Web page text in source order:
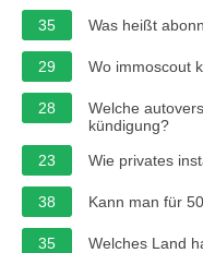
35 Was heißt
29 Wo immoscout
28
Welche
kündigung?
23
Wie privates
38 Kann man für
35 Welches Land